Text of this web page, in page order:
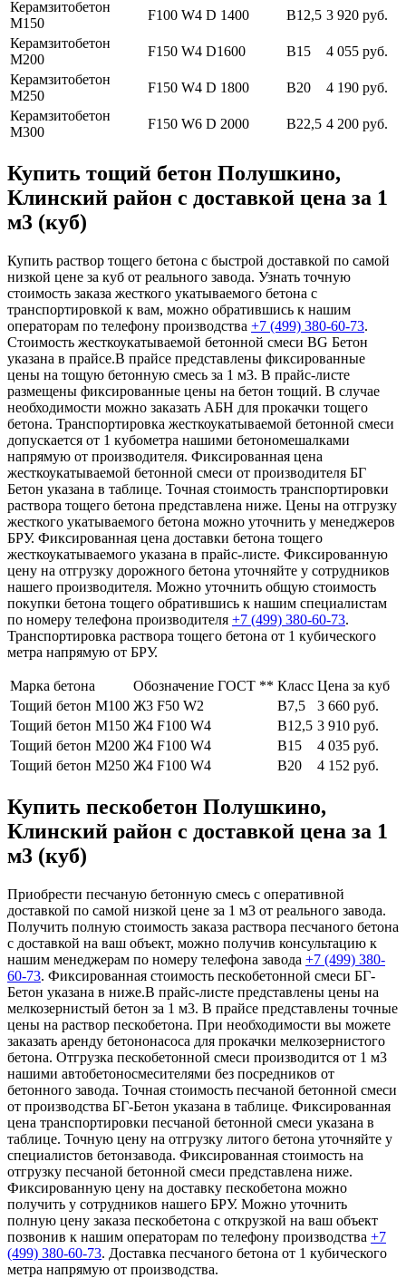
Керамзитобетон
М150
F100 W4 D 1400 В12,5 3 920 руб.
Керамзитобетон
М200
F150 W4 D1600 В15
4 055 руб.
Керамзитобетон
М250
F150 W4 D 1800 В20
4 190 руб.
Керамзитобетон
М300
F150 W6 D 2000 В22,5 4 200 руб.
Купить тощий бетон Полушкино,
Клинский район с доставкой цена за 1
м3 (куб)
Купить раствор тощего бетона с быстрой доставкой по самой
низкой цене за куб от реального завода. Узнать точную
стоимость заказа жесткого укатываемого бетона с
транспортировкой к вам, можно обратившись к нашим
операторам по телефону производства +7 (499) 380-60-73.
Стоимость жесткоукатываемой бетонной смеси BG Бетон
указана в прайсе.В прайсе представлены фиксированные
цены на тощую бетонную смесь за 1 м3. В прайс-листе
размещены фиксированные цены на бетон тощий. В случае
необходимости можно заказать АБН для прокачки тощего
бетона. Транспортировка жесткоукатываемой бетонной смеси
допускается от 1 кубометра нашими бетономешалками
напрямую от производителя. Фиксированная цена
жесткоукатываемой бетонной смеси от производителя БГ
Бетон указана в таблице. Точная стоимость транспортировки
раствора тощего бетона представлена ниже. Цены на отгрузку
жесткого укатываемого бетона можно уточнить у менеджеров
БРУ. Фиксированная цена доставки бетона тощего
жесткоукатываемого указана в прайс-листе. Фиксированную
цену на отгрузку дорожного бетона уточняйте у сотрудников
нашего производителя. Можно уточнить общую стоимость
покупки бетона тощего обратившись к нашим специалистам
по номеру телефона производителя +7 (499) 380-60-73.
Транспортировка раствора тощего бетона от 1 кубического
метра напрямую от БРУ.
Марка бетона Обозначение ГОСТ ** Класс Цена за куб
Тощий бетон М100 Ж3 F50 W2 В7,5
3 660 руб.
Тощий бетон М150 Ж4 F100 W4 В12,5 3 910 руб.
Тощий бетон М200 Ж4 F100 W4 В15
4 035 руб.
Тощий бетон М250 Ж4 F100 W4 В20 4 152 руб.
Купить пескобетон Полушкино,
Клинский район с доставкой цена за 1
м3 (куб)
Приобрести песчаную бетонную смесь с оперативной
доставкой по самой низкой цене за 1 м3 от реального завода.
Получить полную стоимость заказа раствора песчаного бетона
с доставкой на ваш объект, можно получив консультацию к
нашим менеджерам по номеру телефона завода +7 (499) 380-
60-73. Фиксированная стоимость пескобетонной смеси БГ-
Бетон указана в ниже.В прайс-листе представлены цены на
мелкозернистый бетон за 1 м3. В прайсе представлены точные
цены на раствор пескобетона. При необходимости вы можете
заказать аренду бетононасоса для прокачки мелкозернистого
бетона. Отгрузка пескобетонной смеси производится от 1 м3
нашими автобетоносмесителями без посредников от
бетонного завода. Точная стоимость песчаной бетонной смеси
от производства БГ-Бетон указана в таблице. Фиксированная
цена транспортировки песчаной бетонной смеси указана в
таблице. Точную цену на отгрузку литого бетона уточняйте у
специалистов бетонзавода. Фиксированная стоимость на
отгрузку песчаной бетонной смеси представлена ниже.
Фиксированную цену на доставку пескобетона можно
получить у сотрудников нашего БРУ. Можно уточнить
полную цену заказа пескобетона с открузкой на ваш объект
позвонив к нашим операторам по телефону производства +7
(499) 380-60-73. Доставка песчаного бетона от 1 кубического
метра напрямую от производства.